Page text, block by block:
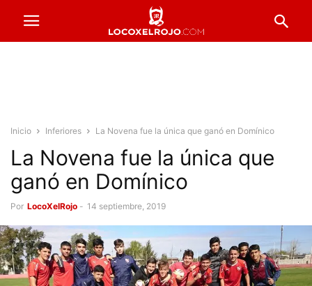
Inicio Inferiores La Novena fue la única que ganó en Domínico
La Novena fue la única que
ganó en Domínico
Por LocoXelRojo - 14 septiembre, 2019